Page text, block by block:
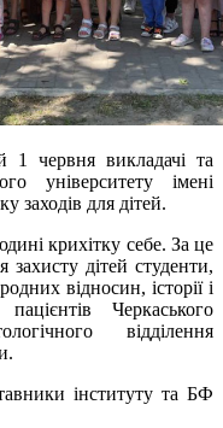
1 червня викладачі та
університету імені
заходів для дітей.
крихітку себе. За це
дітей студенти,
відносин, історії і
Черкаського
відділення
інституту та БФ